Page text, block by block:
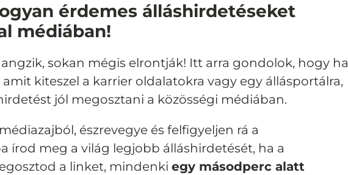
érdemes álláshirdetéseket
médiában!
sokan mégis elrontják! Itt arra gondolok, hogy ha
kiteszel a karrier oldalatokra vagy egy állásportálra,
jól megosztani a közösségi médiában.
észrevegye és felfigyeljen rá a
írod meg a világ legjobb álláshirdetését, ha a
a linket, mindenki egy másodperc alatt